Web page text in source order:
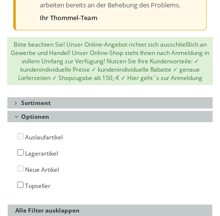
arbeiten bereits an der Behebung des Problems.
Ihr Thommel-Team
Bitte beachten Sie! Unser Online-Angebot richtet sich ausschließlich an
Gewerbe und Handel! Unser Online-Shop steht Ihnen nach Anmeldung in
vollem Umfang zur Verfügung! Nutzen Sie Ihre Kundenvorteile: ✓
kundenindividuelle Preise ✓ kundenindividuelle Rabatte ✓ genaue
Lieferzeiten ✓ Shopzugabe ab 150,-€ ✓ Hier geht`s zur Anmeldung
Sortiment
Optionen
Auslaufartikel
Lagerartikel
Neue Artikel
Topseller
Alle Filter ausklappen